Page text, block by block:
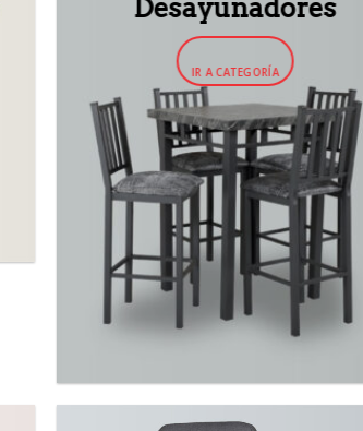
Desayunadores
IR A CATEGORÍA